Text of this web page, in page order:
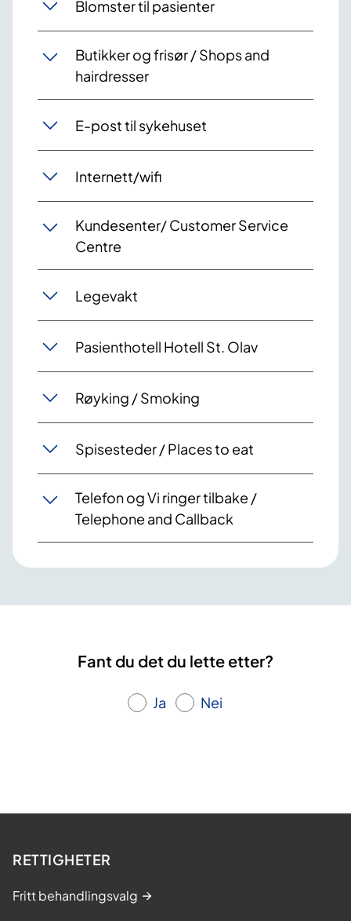
Blomster til pasienter
Butikker og frisør / Shops and
hairdresser
E-post til sykehuset
Internett/wifi
Kundesenter/ Customer Service
Centre
Legevakt
Pasienthotell Hotell St. Olav
Røyking / Smoking
Spisesteder / Places to eat
Telefon og Vi ringer tilbake /
Telephone and Callback
Fant du det du lette etter?
Ja Nei
RETTIGHETER
Fritt behandlingsvalg